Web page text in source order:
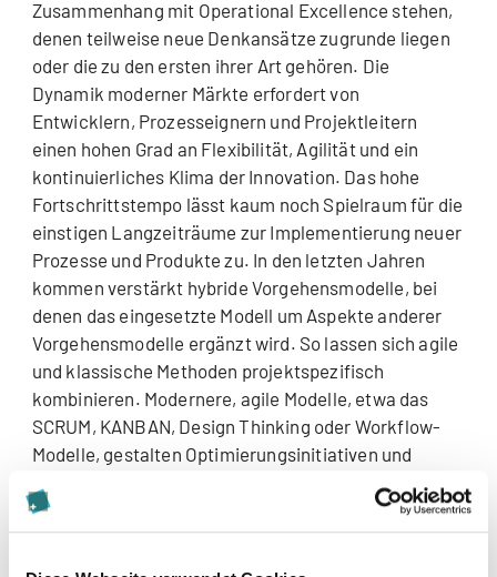
Zusammenhang mit Operational Excellence stehen,
denen teilweise neue Denkansätze zugrunde liegen
oder die zu den ersten ihrer Art gehören. Die
Dynamik moderner Märkte erfordert von
Entwicklern, Prozesseignern und Projektleitern
einen hohen Grad an Flexibilität, Agilität und ein
kontinuierliches Klima der Innovation. Das hohe
Fortschrittstempo lässt kaum noch Spielraum für die
einstigen Langzeiträume zur Implementierung neuer
Prozesse und Produkte zu. In den letzten Jahren
kommen verstärkt hybride Vorgehensmodelle, bei
denen das eingesetzte Modell um Aspekte anderer
Vorgehensmodelle ergänzt wird. So lassen sich agile
und klassische Methoden projektspezifisch
kombinieren. Modernere, agile Modelle, etwa das
SCRUM, KANBAN, Design Thinking oder Workflow-
Modelle, gestalten Optimierungsinitiativen und
Prozessmanagement schlank und reduzieren
Aufwände für Dokumentation und Abstimmung.
Wie genau passt das Thema Agilität in